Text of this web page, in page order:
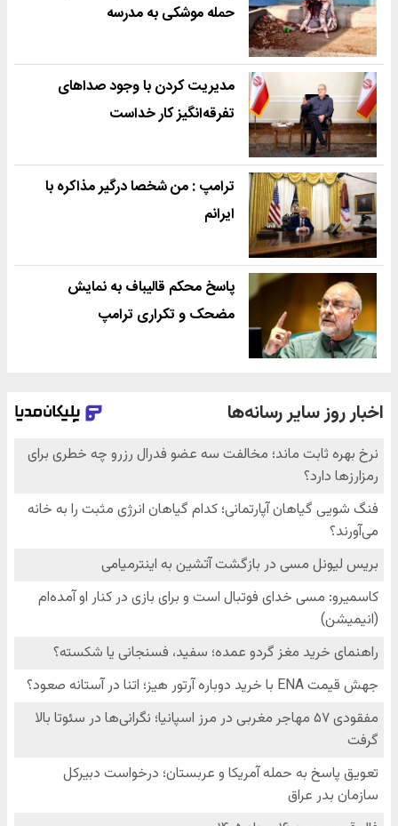
حمله موشکی به مدرسه
مدیریت کردن با وجود صداهای
تفرقه‌انگیز کار خداست
ترامپ : من شخصا درگیر مذاکره با
ایرانم
پاسخ محکم قالیباف به نمایش
مضحک و تکراری ترامپ